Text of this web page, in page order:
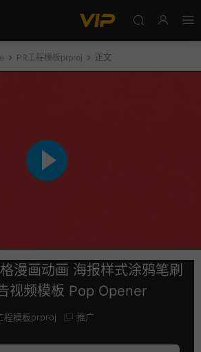
PR工程模板prproj 正文
漫画动画 海报样式涂鸦笔刷
视频模板 Pop Opener
程模板prproj 推广